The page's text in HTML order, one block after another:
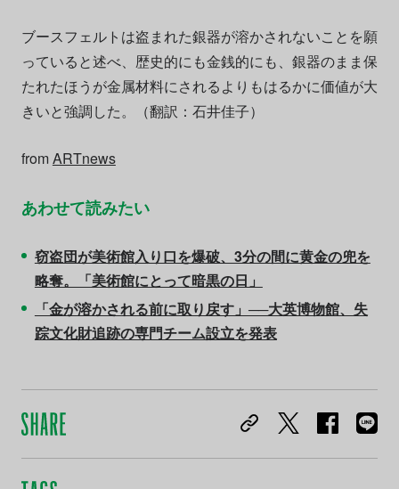
ブースフェルトは盗まれた銀器が溶かされないことを願
っていると述べ、歴史的にも金銭的にも、銀器のまま保
たれたほうが金属材料にされるよりもはるかに価値が大
きいと強調した。（翻訳：石井佳子）
fromARTnews
あわせて読みたい
窃盗団が美術館入り口を爆破、3分の間に黄金の兜を
略奪。「美術館にとって暗黒の日」
「金が溶かされる前に取り戻す」──大英博物館、失
踪文化財追跡の専門チーム設立を発表